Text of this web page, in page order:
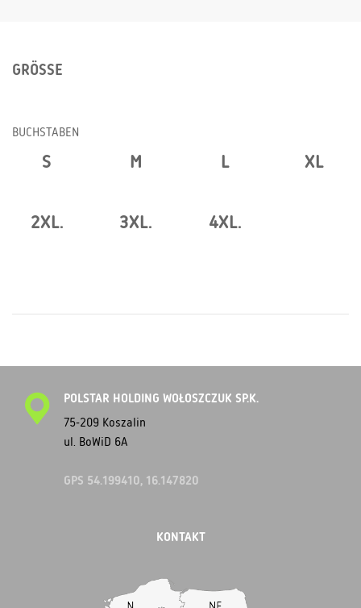
GRÖSSE
BUCHSTABEN
S M L XL
2XL. 3XL. 4XL.
POLSTAR HOLDING WOŁOSZCZUK SP.K.
75-209 Koszalin
ul. BoWiD 6A
GPS 54.199410, 16.147820
KONTAKT